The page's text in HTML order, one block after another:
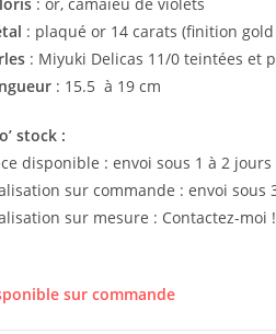
: plaqué or 14 carats (finition
: Miyuki Delicas 11/0 teintées et
: 15.5 à 19 cm
stock :
disponible : envoi sous 1 à 2 jours
sur commande : envoi sous
sur mesure : Contactez-moi !
sur commande